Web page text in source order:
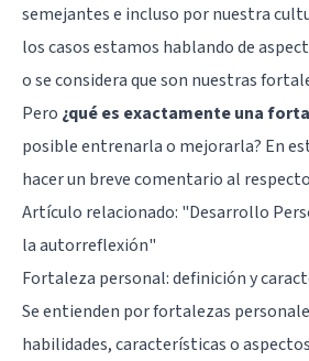
semejantes e incluso por nuestra
los casos estamos hablando de
o se considera que son nuestras
Pero ¿qué es exactamente una
posible entrenarla o mejorarla? En
hacer un breve comentario al
Artículo relacionado: "Desarrollo
la autorreflexión"
Fortaleza personal: definición y
Se entienden por fortalezas
habilidades, características o